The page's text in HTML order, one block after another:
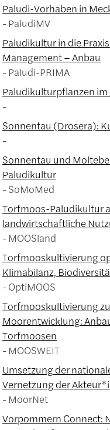
Paludi-Vorhaben in
PaludiMV
Paludikultur in die
Management – Anbau
Paludi-PRIMA
Paludikulturpflanzen im
Sonnentau (Drosera):
Sonnentau und
Paludikultur
SoMoMed
Torfmoos-Paludikultur
landwirtschaftliche
MOOSland
Torfmooskultivierung
Klimabilanz,
OptiMOOS
Torfmooskultivierung
Moorentwicklung:
Torfmoosen
MOOSWEIT
Umsetzung der
Vernetzung der
MoorNet
Vorpommern Connect: